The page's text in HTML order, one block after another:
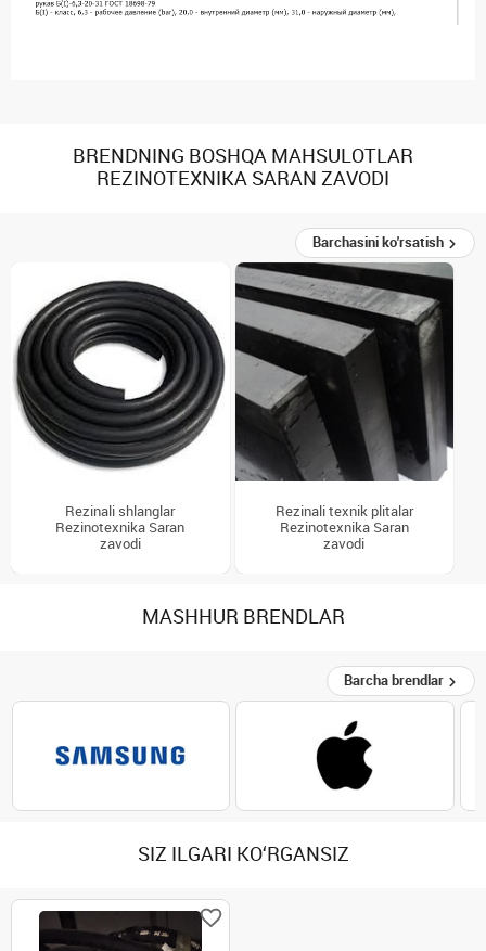
BRENDNING BOSHQA MAHSULOTLAR
REZINOTEXNIKA SARAN ZAVODI
Barchasini ko'rsatish
Rezinali shlanglar
Rezinotexnika Saran
zavodi
Rezinali texnik plitalar
Rezinotexnika Saran
zavodi
MASHHUR BRENDLAR
Barcha brendlar
SIZ ILGARI KO‘RGANSIZ